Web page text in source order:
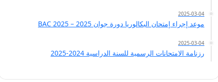
2025-03-04
موعد إجراء إمتحان البكالوريا دورة جوان 2025 – BAC 2025
2025-03-04
رزنامة الامتحانات الرسمية للسنة الدراسية 2024-2025